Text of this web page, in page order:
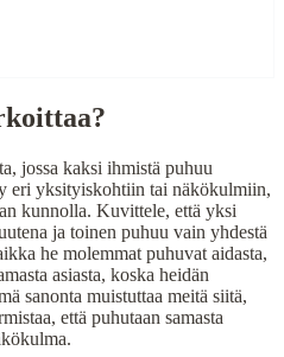
specific topics
wisdom
or writing
jossa kaksi ihmistä puhuu
eri yksityiskohtiin tai näkökulmiin,
kunnolla. Kuvittele, että yksi
ja toinen puhuu vain yhdestä
he molemmat puhuvat aidasta,
asiasta, koska heidän
sanonta muistuttaa meitä siitä,
että puhutaan samasta